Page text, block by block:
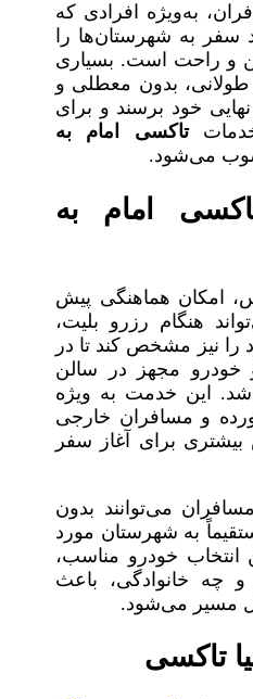
به‌ویژه افرادی که
سفر به شهرستان‌ها را
و راحت است. بسیاری
بدون معطلی و
خود برسند و برای
خدماتتاکسی امام به
می‌شود.
امام به
امکان هماهنگی پیش
هنگام رزرو بلیت،
نیز مشخص کند تا در
خودرو مجهز در سالن
این خدمت به ویژه
و مسافران خارجی
برای آغاز سفر
می‌توانند بدون
به شهرستان مورد
خودرو مناسب،
چه خانوادگی، باعث
مسیر می‌شود.
تاکسی